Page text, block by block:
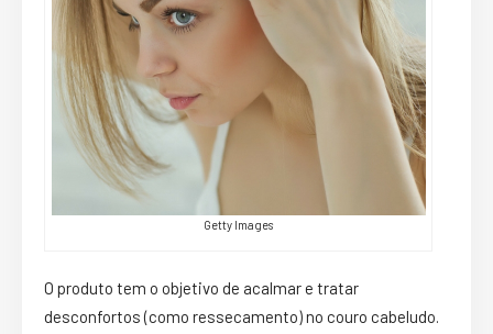
Getty Images
O produto tem o objetivo de acalmar e tratar
desconfortos (como ressecamento) no couro cabeludo.